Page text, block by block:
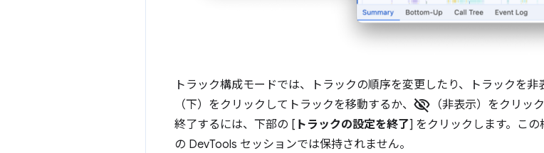
トラック構成モードでは、トラックの順序を変更したり、トラックを非
（下）をクリックしてトラックを移動するか、 visibility_off （非表示）をクリッ
終了するには、下部の [ トラックの設定を終了] をクリックします。こ
の DevTools セッションでは保持されません。